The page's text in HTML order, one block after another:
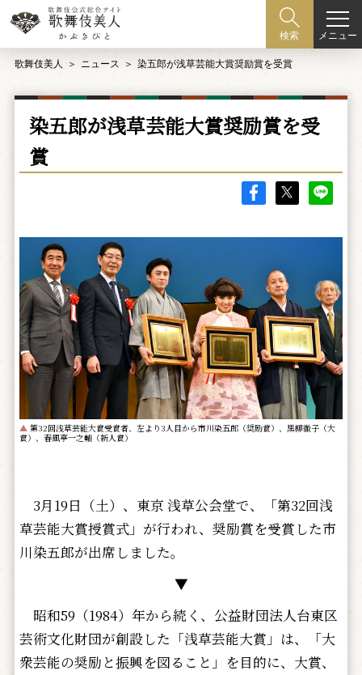
検索 メニュー
歌舞伎美人 ニュース 染五郎が浅草芸能大賞奨励賞を受賞
染五郎が浅草芸能大賞奨励賞を受
賞
▲ 第32回浅草芸能大賞受賞者、左より3人目から市川染五郎（奨励賞）、黒柳徹子（大
賞）、春風亭一之輔（新人賞）
3月19日（土）、東京 浅草公会堂で、「第32回浅
草芸能大賞授賞式」が行われ、奨励賞を受賞した市
川染五郎が出席しました。
▼
昭和59（1984）年から続く、公益財団法人台東区
芸術文化財団が創設した「浅草芸能大賞」は、「大
衆芸能の奨励と振興を図ること」を目的に、大賞、